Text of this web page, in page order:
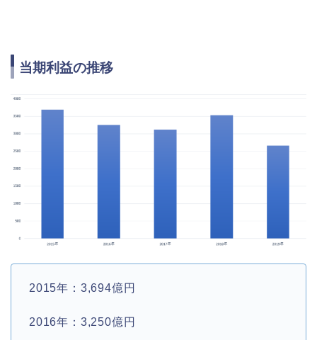
当期利益の推移
2015年：3,694億円
2016年：3,250億円